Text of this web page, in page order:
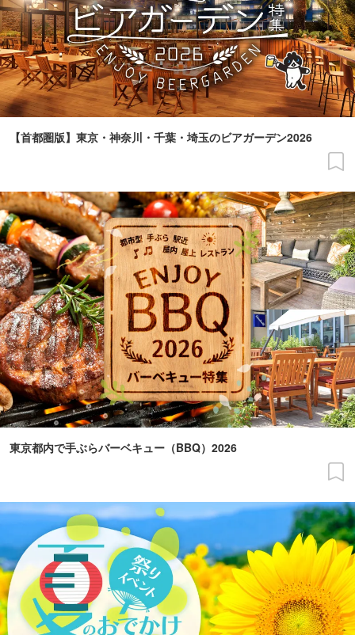
【首都圏版】東京・神奈川・千葉・埼玉のビアガーデン2026
東京都内で手ぶらバーベキュー（BBQ）2026